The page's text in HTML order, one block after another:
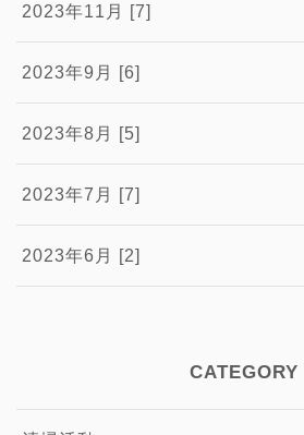
2023年11月 [7]
2023年9月 [6]
2023年8月 [5]
2023年7月 [7]
2023年6月 [2]
CATEGORY